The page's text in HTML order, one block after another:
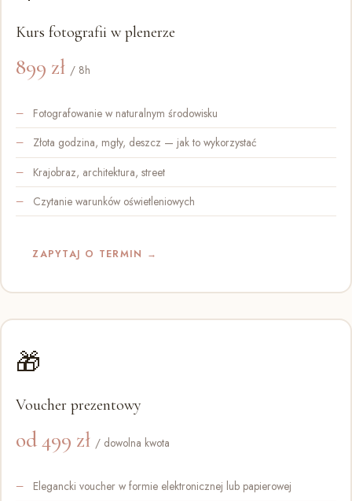
Kurs fotografii w plenerze
899 zł / 8h
Fotografowanie w naturalnym środowisku
Złota godzina, mgły, deszcz — jak to wykorzystać
Krajobraz, architektura, street
Czytanie warunków oświetleniowych
ZAPYTAJ O TERMIN →
🎁
Voucher prezentowy
od 499 zł / dowolna kwota
Elegancki voucher w formie elektronicznej lub papierowej